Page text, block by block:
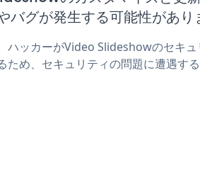
バグが発生する可能性があり
ハッカーがVideo Slideshowのセキ
ため、セキュリティの問題に遭遇する